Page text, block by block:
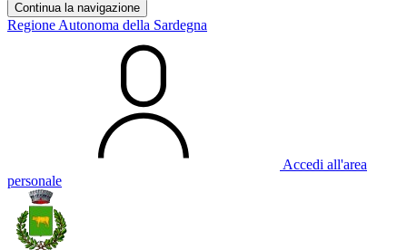
Continua la navigazione
Regione Autonoma della Sardegna
Accedi all'area
personale